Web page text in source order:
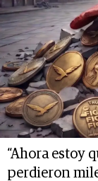
“Ahora estoy
perdieron